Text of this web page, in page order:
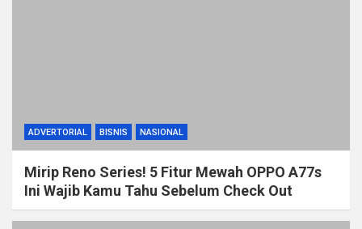
ADVERTORIAL BISNIS NASIONAL
Mirip Reno Series! 5 Fitur Mewah OPPO A77s
Ini Wajib Kamu Tahu Sebelum Check Out